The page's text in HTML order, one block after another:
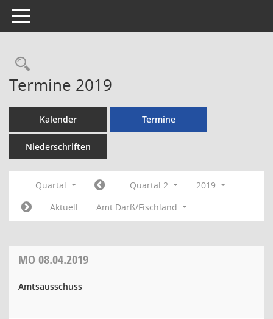
Toggle navigation
Rechercheauswahl
Termine 2019
Kalender Termine
Niederschriften
Quartal Quartal 2
2019
Aktuell
Amt Darß/Fischland
MO 08.04.2019
Amtsausschuss